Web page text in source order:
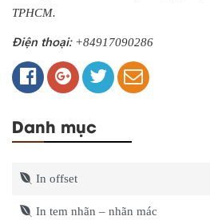
TPHCM.
Điện thoại: +84917090286
Danh mục
In offset
In tem nhãn – nhãn mác